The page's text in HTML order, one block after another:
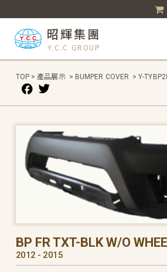
昭輝集團
Y.C.C GROUP
TOP > 產品展示 > BUMPER COVER > Y-
BP FR TXT-BLK W/O
2012 - 2015